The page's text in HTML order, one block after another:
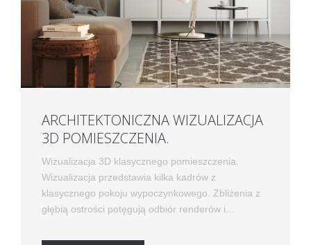
ARCHITEKTONICZNA WIZUALIZACJA
3D POMIESZCZENIA.
Wizualizacja 3D klasycznego pomieszczenia.
Wizualizacja przedstawia kilka kadrów z
klasycznego pokoju wypoczynkowego. Zbliżenia z
głębią ostrości potęgują odbiór renderów i...